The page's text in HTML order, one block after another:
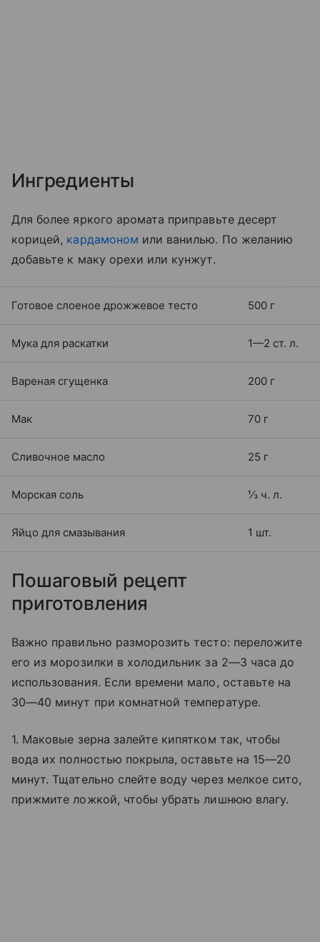
Ингредиенты
Для более яркого аромата приправьте десерт
корицей, кардамоном или ванилью. По желанию
добавьте к маку орехи или кунжут.
Готовое слоеное дрожжевое тесто 500 г
Мука для раскатки 1—2 ст. л.
Вареная сгущенка 200 г
Мак 70 г
Сливочное масло 25 г
Морская соль ⅓ ч. л.
Яйцо для смазывания 1 шт.
Пошаговый рецепт
приготовления
Важно правильно разморозить тесто: переложите
его из морозилки в холодильник за 2—3 часа до
использования. Если времени мало, оставьте на
30—40 минут при комнатной температуре.
1. Маковые зерна залейте кипятком так, чтобы
вода их полностью покрыла, оставьте на 15—20
минут. Тщательно слейте воду через мелкое сито,
прижмите ложкой, чтобы убрать лишнюю влагу.